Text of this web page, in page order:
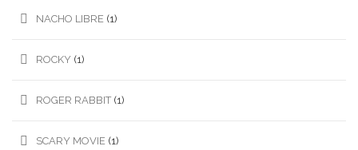
NACHO LIBRE (1)
ROCKY (1)
ROGER RABBIT (1)
SCARY MOVIE (1)